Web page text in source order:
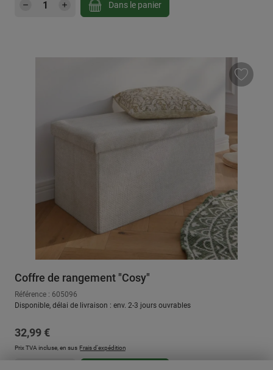
Dans le panier
Coffre de rangement "Cosy"
Référence : 605096
Disponible, délai de livraison : env. 2-3 jours ouvrables
Prix régulier :
32,99 €
Prix TVA incluse, en sus Frais d'expédition